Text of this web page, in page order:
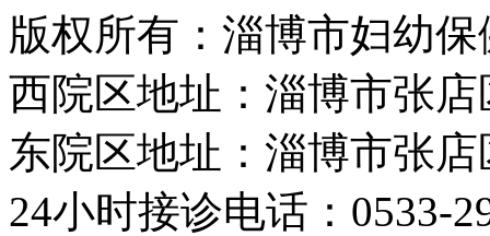
版权所有：淄博市妇幼
西院区地址：淄博市张
东院区地址：淄博市张
24小时接诊电话：0533-